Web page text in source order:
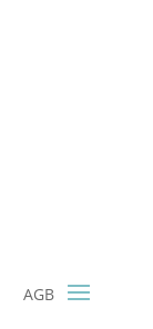
AGB